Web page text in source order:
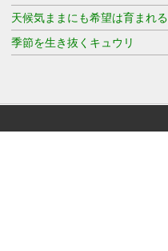
天候気ままにも希望は育まれる
季節を生き抜くキュウリ